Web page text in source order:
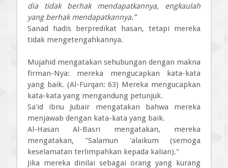
dia tidak berhak mendapatkannya, engkaulah
yang berhak mendapatkannya.”
Sanad hadis berpredikat hasan, tetapi mereka
tidak mengetengahkannya.
Mujahid mengatakan sehubungan dengan makna
firman-Nya: mereka mengucapkan kata-kata
yang baik. (Al-Furqan: 63) Mereka mengucapkan
kata-kata yang mengandung petunjuk.
Sa'id ibnu Jubair mengatakan bahwa mereka
menjawab dengan kata-kata yang baik.
Al-Hasan Al-Basri mengatakan, mereka
mengatakan, "Salamun 'alaikum (semoga
keselamatan terlimpahkan kepada kalian)."
Jika mereka dinilai sebagai orang yang kurang